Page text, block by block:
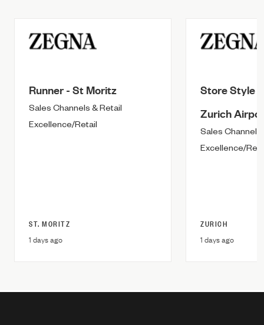
Runner - St Moritz
Sales Channels & Retail
Excellence/Retail
ST. MORITZ
1 days ago
Store Style
Zurich
Sales Channels
Excellence/
ZURICH
1 days ago